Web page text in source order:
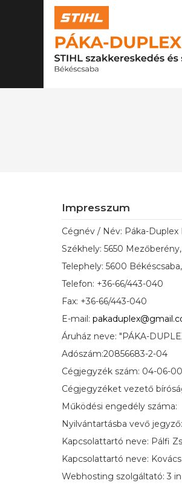
Impresszum
Cégnév / Név: Páka-Duplex
Székhely: 5650
Telephely: 5600
Telefon: +36-66/443-040
Fax: +36-66/443-040
E-mail:
Áruház neve: "PÁKA-
Adószám:20856683-2-04
Cégjegyzék szám: 04-06-
Cégjegyzéket vezető
Működési engedély száma:
Nyilvántartásba vevő jegyző:
Kapcsolattartó neve: Pálfi
Kapcsolattartó neve:
Webhosting szolgáltató: 3